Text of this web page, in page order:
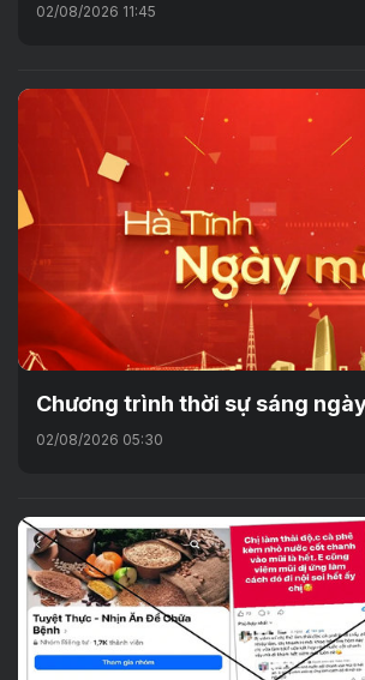
02/08/2026 11:45
Chương trình thời sự sáng
02/08/2026 05:30